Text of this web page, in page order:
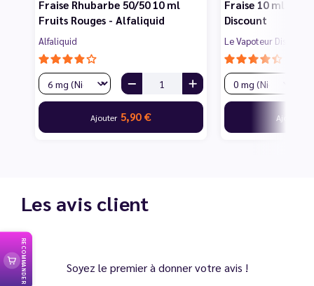
Fraise Rhubarbe 50/50 10 ml
Fruits Rouges - Alfaliquid
Alfaliquid
Ajouter 5,90 €
Fraise 10 ml - Le
Discount
Le Vapoteur Discount
Ajouter
Les avis client
Soyez le premier à donner votre avis !
RECOMMANDER